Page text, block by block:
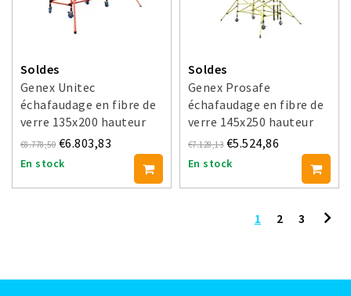
Soldes
Genex Unitec
échafaudage en fibre de
verre 135x200 hauteur
travail 4 m
€8.778,50 €6.803,83
En stock
Soldes
Genex Prosafe
échafaudage en fibre de
verre 145x250 hauteur
travail 4 m
€7.128,13 €5.524,86
En stock
1 2 3